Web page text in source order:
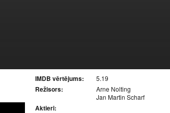
IMDB vērtējums: 5.19
Režisors:
Arne Nolting
Jan Martin Scharf
Aktieri: